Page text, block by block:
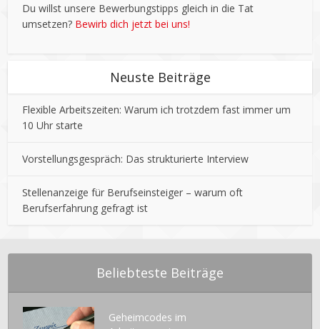
Du willst unsere Bewerbungstipps gleich in die Tat
umsetzen? Bewirb dich jetzt bei uns!
Neuste Beiträge
Flexible Arbeitszeiten: Warum ich trotzdem fast immer um
10 Uhr starte
Vorstellungsgespräch: Das strukturierte Interview
Stellenanzeige für Berufseinsteiger – warum oft
Berufserfahrung gefragt ist
Beliebteste Beiträge
Geheimcodes im